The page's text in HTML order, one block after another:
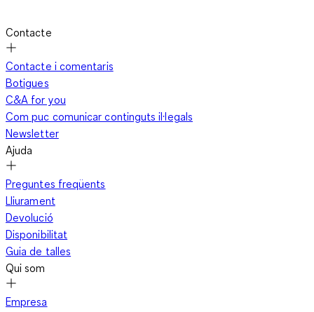
Contacte
Contacte i comentaris
Botigues
C&A for you
Com puc comunicar continguts il·legals
Newsletter
Ajuda
Preguntes freqüents
Lliurament
Devolució
Disponibilitat
Guia de talles
Qui som
Empresa